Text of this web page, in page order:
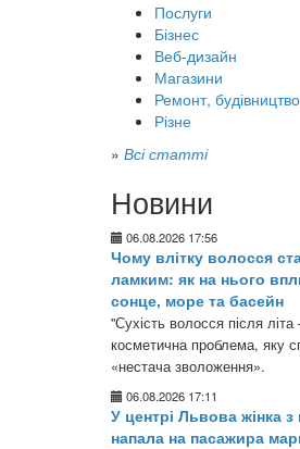
Послуги
Бізнес
Веб-дизайн
Магазини
Ремонт, будівництво
Різне
» Всі статті
Новини
06.08.2026 17:56
Чому влітку волосся
ламким: як на нього
сонце, море та басейн
"Сухість волосся після
косметична проблема, яку
«нестача зволоження».
06.08.2026 17:11
У центрі Львова жінка
напала на пасажира